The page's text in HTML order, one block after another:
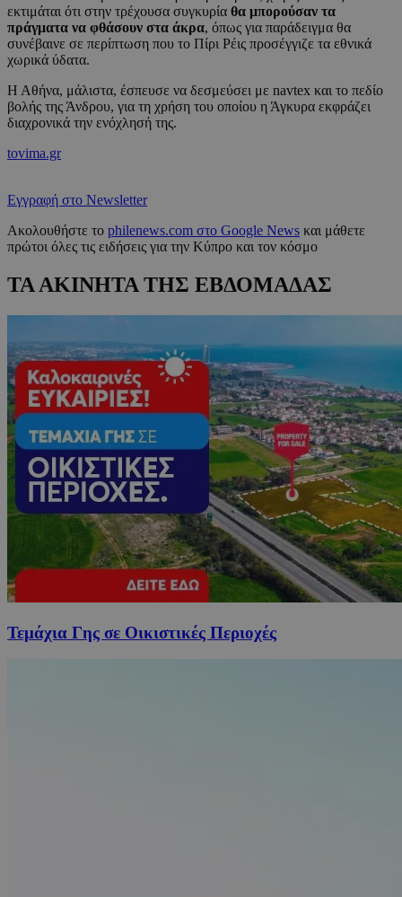
εκτιμάται ότι στην τρέχουσα συγκυρία θα μπορούσαν τα
πράγματα να φθάσουν στα άκρα, όπως για παράδειγμα θα
συνέβαινε σε περίπτωση που το Πίρι Ρέις προσέγγιζε τα εθνικά
χωρικά ύδατα.
Η Αθήνα, μάλιστα, έσπευσε να δεσμεύσει με navtex και το πεδίο
βολής της Άνδρου, για τη χρήση του οποίου η Άγκυρα εκφράζει
διαχρονικά την ενόχλησή της.
tovima.gr
Εγγραφή στο Newsletter
Ακολουθήστε το philenews.com στο Google News και μάθετε
πρώτοι όλες τις ειδήσεις για την Κύπρο και τον κόσμο
ΤΑ ΑΚΙΝΗΤΑ ΤΗΣ ΕΒΔΟΜΑΔΑΣ
Τεμάχια Γης σε Οικιστικές Περιοχές